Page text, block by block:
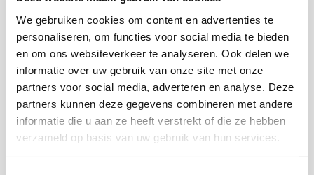
We gebruiken cookies om content en advertenties te
personaliseren, om functies voor social media te bieden
en om ons websiteverkeer te analyseren. Ook delen we
informatie over uw gebruik van onze site met onze
partners voor social media, adverteren en analyse. Deze
partners kunnen deze gegevens combineren met andere
informatie die u aan ze heeft verstrekt of die ze hebben
verzameld op basis van uw gebruik van hun services.
Literatuuronderzoek.
Dataverzameling: samenstellen van
onderzoeksmaterialen, uitzetten van
empirische testen en verwerken van reacties.
Meehelpen bij het verwerken en transcriberen
van individuele interviews, focusgroepen en
telefonische interviews.
Assisteren bij kwantitatieve of kwalitatieve